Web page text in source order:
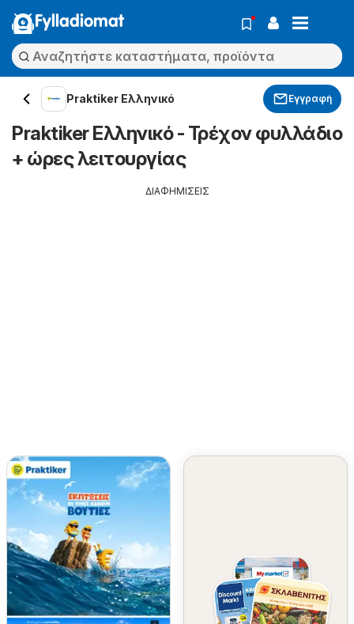
Fylladiomat
Praktiker Ελληνικό Εγγραφή
Praktiker Ελληνικό - Τρέχον φυλλάδιο
+ ώρες λειτουργίας
ΔΙΑΦΗΜΙΣΕΙΣ